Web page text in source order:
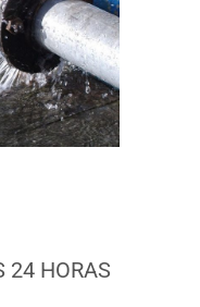
24 HORAS